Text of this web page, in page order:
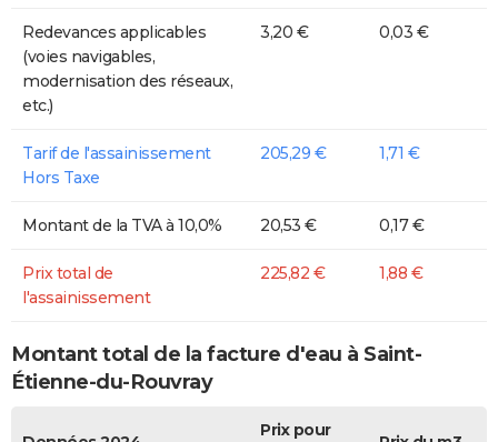
Redevances applicables
(voies navigables,
modernisation des réseaux,
etc.)
3,20 € 0,03 €
Tarif de l'assainissement
Hors Taxe
205,29 € 1,71 €
Montant de la TVA à 10,0% 20,53 € 0,17 €
Prix total de
l'assainissement
225,82 € 1,88 €
Montant total de la facture d'eau à Saint-
Étienne-du-Rouvray
Prix pour